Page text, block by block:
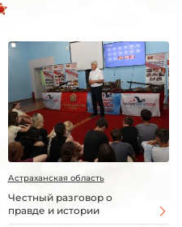
Астраханская область
Честный разговор о
правде и истории